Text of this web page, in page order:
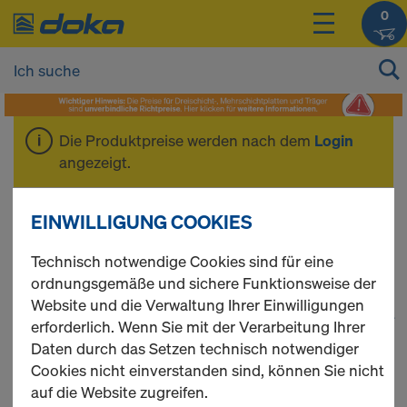
0
Die Produktpreise werden nach dem Login
angezeigt.
Dokamatic-Tisch
68 Produkte gefunden
Meist gesucht
EINWILLIGUNG COOKIES
Technisch notwendige Cookies sind für eine
ordnungsgemäße und sichere Funktionsweise der
Website und die Verwaltung Ihrer Einwilligungen
erforderlich. Wenn Sie mit der Verarbeitung Ihrer
Daten durch das Setzen technisch notwendiger
Cookies nicht einverstanden sind, können Sie nicht
auf die Website zugreifen.